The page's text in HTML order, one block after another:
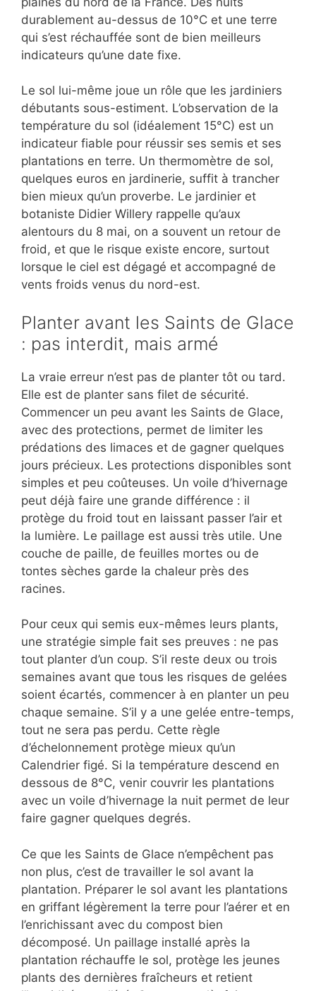
durablement au-dessus de 10°C et une terre
qui s’est réchauffée sont de bien meilleurs
indicateurs qu’une date fixe.
Le sol lui-même joue un rôle que les jardiniers
débutants sous-estiment. L’observation de la
température du sol (idéalement 15°C) est un
indicateur fiable pour réussir ses semis et ses
plantations en terre. Un thermomètre de sol,
quelques euros en jardinerie, suffit à trancher
bien mieux qu’un proverbe. Le jardinier et
botaniste Didier Willery rappelle qu’aux
alentours du 8 mai, on a souvent un retour de
froid, et que le risque existe encore, surtout
lorsque le ciel est dégagé et accompagné de
vents froids venus du nord-est.
Planter avant les Saints de Glace
: pas interdit, mais armé
La vraie erreur n’est pas de planter tôt ou tard.
Elle est de planter sans filet de sécurité.
Commencer un peu avant les Saints de Glace,
avec des protections, permet de limiter les
prédations des limaces et de gagner quelques
jours précieux. Les protections disponibles sont
simples et peu coûteuses. Un voile d’hivernage
peut déjà faire une grande différence : il
protège du froid tout en laissant passer l’air et
la lumière. Le paillage est aussi très utile. Une
couche de paille, de feuilles mortes ou de
tontes sèches garde la chaleur près des
racines.
Pour ceux qui semis eux-mêmes leurs plants,
une stratégie simple fait ses preuves : ne pas
tout planter d’un coup. S’il reste deux ou trois
semaines avant que tous les risques de gelées
soient écartés, commencer à en planter un peu
chaque semaine. S’il y a une gelée entre-temps,
tout ne sera pas perdu. Cette règle
d’échelonnement protège mieux qu’un
Calendrier figé. Si la température descend en
dessous de 8°C, venir couvrir les plantations
avec un voile d’hivernage la nuit permet de leur
faire gagner quelques degrés.
Ce que les Saints de Glace n’empêchent pas
non plus, c’est de travailler le sol avant la
plantation. Préparer le sol avant les plantations
en griffant légèrement la terre pour l’aérer et en
l’enrichissant avec du compost bien
décomposé. Un paillage installé après la
plantation réchauffe le sol, protège les jeunes
plants des dernières fraîcheurs et retient